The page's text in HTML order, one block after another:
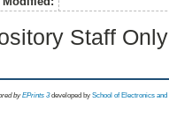
Staff
byEPrints 3 developed by School of Electronics